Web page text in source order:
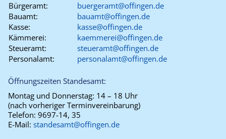
Bürgeramt:
buergeramt@offingen.de
Bauamt:
bauamt@offingen.de
Kasse:
kasse@offingen.de
Kämmerei:
kaemmerei@offingen.de
Steueramt:
steueramt@offingen.de
Personalamt:
personalamt@offingen.de
Öffnungszeiten Standesamt:
Montag und Donnerstag: 14 – 18 Uhr
(nach vorheriger Terminvereinbarung)
Telefon: 9697-14, 35
E-Mail: standesamt@offingen.de